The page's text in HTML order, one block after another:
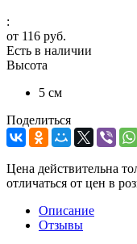
:
от 116 руб.
Есть в наличии
Высота
5 см
Поделиться
Цена действительна
отличаться от цен в
Описание
Отзывы